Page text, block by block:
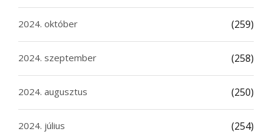
2024. október (259)
2024. szeptember (258)
2024. augusztus (250)
2024. július (254)